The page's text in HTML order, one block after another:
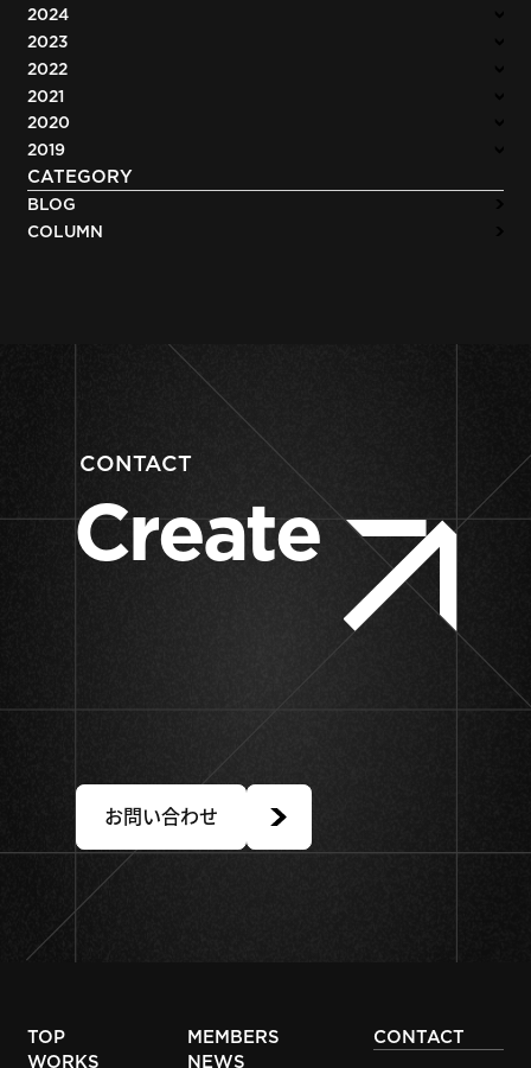
2024
2023
2022
2021
2020
2019
CATEGORY
BLOG
COLUMN
CONTACT
Create
Value
Together.
お問い合わせ
TOP
WORKS
MEMBERS
NEWS
CONTACT